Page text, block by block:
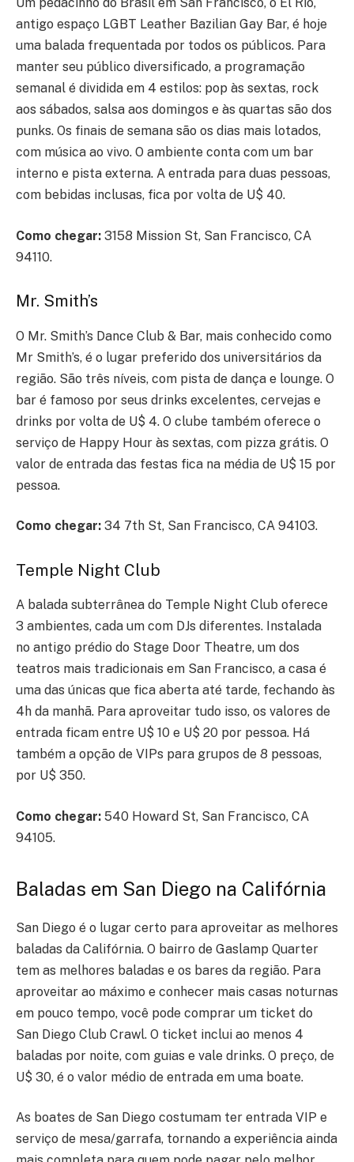
antigo espaço LGBT Leather Bazilian Gay Bar, é hoje
uma balada frequentada por todos os públicos. Para
manter seu público diversificado, a programação
semanal é dividida em 4 estilos: pop às sextas, rock
aos sábados, salsa aos domingos e às quartas são dos
punks. Os finais de semana são os dias mais lotados,
com música ao vivo. O ambiente conta com um bar
interno e pista externa. A entrada para duas pessoas,
com bebidas inclusas, fica por volta de U$ 40.
Como chegar: 3158 Mission St, San Francisco, CA
94110.
Mr. Smith’s
O Mr. Smith’s Dance Club & Bar, mais conhecido como
Mr Smith’s, é o lugar preferido dos universitários da
região. São três níveis, com pista de dança e lounge. O
bar é famoso por seus drinks excelentes, cervejas e
drinks por volta de U$ 4. O clube também oferece o
serviço de Happy Hour às sextas, com pizza grátis. O
valor de entrada das festas fica na média de U$ 15 por
pessoa.
Como chegar: 34 7th St, San Francisco, CA 94103.
Temple Night Club
A balada subterrânea do Temple Night Club oferece
3 ambientes, cada um com DJs diferentes. Instalada
no antigo prédio do Stage Door Theatre, um dos
teatros mais tradicionais em San Francisco, a casa é
uma das únicas que fica aberta até tarde, fechando às
4h da manhã. Para aproveitar tudo isso, os valores de
entrada ficam entre U$ 10 e U$ 20 por pessoa. Há
também a opção de VIPs para grupos de 8 pessoas,
por U$ 350.
Como chegar: 540 Howard St, San Francisco, CA
94105.
Baladas em San Diego na Califórnia
San Diego é o lugar certo para aproveitar as melhores
baladas da Califórnia. O bairro de Gaslamp Quarter
tem as melhores baladas e os bares da região. Para
aproveitar ao máximo e conhecer mais casas noturnas
em pouco tempo, você pode comprar um ticket do
San Diego Club Crawl. O ticket inclui ao menos 4
baladas por noite, com guias e vale drinks. O preço, de
U$ 30, é o valor médio de entrada em uma boate.
As boates de San Diego costumam ter entrada VIP e
serviço de mesa/garrafa, tornando a experiência ainda